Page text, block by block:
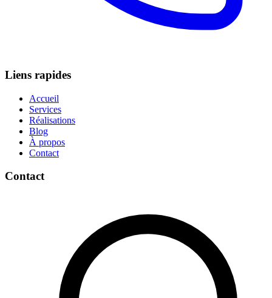
Liens rapides
Accueil
Services
Réalisations
Blog
À propos
Contact
Contact